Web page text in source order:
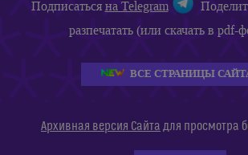
Подписатьсяна Telegram
разпечатать (или скачать в pdf-
ВСЕ СТРАНИЦЫ
Архивная версия Сайта для просмотра